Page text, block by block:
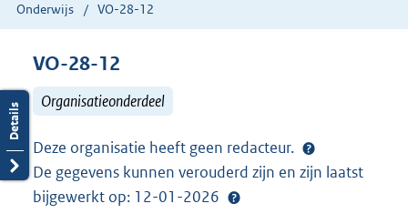
Onderwijs
VO-28-12
VO-28-12
Organisatieonderdeel
Deze organisatie heeft geen redacteur.
De gegevens kunnen verouderd zijn en zijn laatst
bijgewerkt op: 12-01-2026